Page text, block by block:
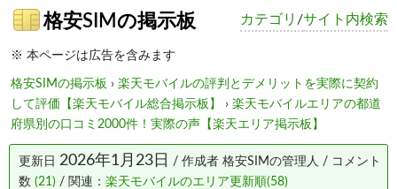
サイト内検索
カテゴリ /
格安SIMの掲示板
※ 本ページは広告を含みます
格安SIMの掲示板 › 楽天モバイルの評判とデメリットを実際に契約
して評価【楽天モバイル総合掲示板】
› 楽天モバイルエリアの都道
府県別の口コミ2000件！実際の声【楽天エリア掲示板】
更新日 2026年1月23日 / 作成者 格安SIMの管理人 / コメント
数 (21) / 関連： 楽天モバイルのエリア更新順(58)